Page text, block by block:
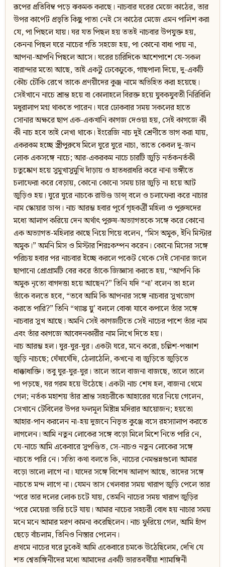
রূপের প্রতিবিম্ব পড়ে ঝকমক করছে। নাচবার ঘরের মেজে কাঠের, তার
উপর কার্পেট প্রভৃতি কিছু পাতা নেই সে কাঠের মেজে এমন পালিশ করা
যে, পা পিছলে যায়। ঘর যত পিছল হয় ততই নাচবার উপযুক্ত হয়,
কেননা পিছল ঘরে নাচের গতি সহজে হয়, পা কোনো বাধা পায় না,
আপনা-আপনি পিছলে আসে। ঘরের চারিদিকে আশেপাশে যে-সকল
বারান্দার মতো আছে, তাই একটু ঢেকেঢুকে, গাছপালা দিয়ে, দু-একটি
কৌচ চৌকি রেখে তাকে প্রণয়ীদের কুঞ্জ নামে অভিহিত করা হয়েছে।
সেইখানে নাচে শ্রান্ত হয়ে বা কোলাহলে বিরক্ত হয়ে যুবকযুবতী নিরিবিলি
মধুরালাপ মগ্ন থাকতে পারেন। ঘরে ঢোকবার সময় সকলের হাতে
সোনার অক্ষরে ছাপ এক-একখানি কাগজ দেওয়া হয়, সেই কাগজে কী
কী নাচ হবে তাই লেখা থাকে। ইংরেজি নাচ দুই শ্রেণীতে ভাগ করা যায়,
একরকম হচ্ছে স্ত্রীপুরুষে মিলে ঘুরে ঘুরে নাচা, তাতে কেবল দু-জন
লোক একসঙ্গে নাচে; আর-একরকম নাচে চারটি জুড়ি নর্তকনর্তকী
চতুষ্কোণ হয়ে সুমুখাসুমুখি দাঁড়ায় ও হাতধরাধরি করে নানা ভঙ্গীতে
চলাফেরা করে বেড়ায়, কোনো কোনো সময় চার জুড়ি না হয়ে আট
জুড়িও হয়। ঘুরে ঘুরে নাচকে রাউণ্ড ডান্স্‌ বলে ও চলাফেরা করে নাচার
নাম স্কোয়ার ডান্স। নাচ আরম্ভ হবার পূর্বে গৃহকর্ত্রী মহিলা ও পুরুষদের
মধ্যে আলাপ করিয়ে দেন অর্থাৎ পুরুষ-অভ্যাগতকে সঙ্গে করে কোনো
এক অভ্যাগত-মহিলার কাছে নিয়ে গিয়ে বলেন, “মিস অমুক, ইনি মিস্টার
অমুক।” অমনি মিস ও মিস্টার শিরঃকম্পন করেন। কোনো মিসের সঙ্গে
পরিচয় হবার পর নাচবার ইচ্ছে করলে পকেট থেকে সেই সোনার জলে
ছাপানো প্রোগ্রামটি বের করে তাঁকে জিজ্ঞাসা করতে হয়, “আপনি কি
অমুক নৃত্যে বাগদত্তা হয়ে আছেন?” তিনি যদি “না’ বলেন তা হলে
তাঁকে বলতে হবে, “তবে আমি কি আপনার সঙ্গে নাচবার সুখভোগ
করতে পারি?” তিনি “থ্যাঙ্ক য়ু’ বললে বোঝা যাবে কপালে তাঁর সঙ্গে
নাচবার সুখ আছে। অমনি সেই কাগজটিতে সেই নাচের পাশে তাঁর নাম
এবং তাঁর কাগজে আবেদনকারীর নাম লিখে দিতে হয়।
নাচ আরম্ভ হল। ঘুর-ঘুর-ঘুর। একটা ঘরে, মনে করো, চল্লিশ-পঞ্চাশ
জুড়ি নাচছে; ঘেঁষাঘেঁষি, ঠেলাঠেলি, কখনো বা জুড়িতে জুড়িতে
ধাক্কাধাক্তি। তবু ঘুর-ঘুর-ঘুর। তালে তালে বাজনা বাজছে, তালে তালে
পা পড়ছে, ঘর গরম হয়ে উঠেছে। একটা নাচ শেষ হল, বাজনা থেমে
গেল; নর্তক মহাশয় তাঁর শ্রান্ত সহচরীকে আহারের ঘরে নিয়ে গেলেন,
সেখানে টেবিলের উপর ফলমূল মিষ্টান্ন মদিরার আয়োজন; হয়তো
আহার-পান করলেন না-হয় দুজনে নিভৃত কুঞ্জে বসে রহস্যালাপ করতে
লাগলেন। আমি নতুন লোকের সঙ্গে বড়ো মিলে মিশে নিতে পারি নে,
যে-নাচে আমি একেবারে সুপণ্ডিত, সে-নাচও নতুন লোকের সঙ্গে
নাচতে পারি নে। সত্যি কথা বলতে কি, নাচের নেমন্তন্নগুলো আমার
বড়ো ভালো লাগে না। যাদের সঙ্গে বিশেষ আলাপ আছে, তাদের সঙ্গে
নাচতে মন্দ লাগে না। যেমন তাস খেলবার সময় খারাপ জুড়ি পেলে তার
‘পরে তার দলের লোক চটে যায়, তেমনি নাচের সময় খারাপ জুড়ির
‘পরে মেয়েরা ভারি চটে যায়। আমার নাচের সহচরী বোধ হয় নাচার সময়
মনে মনে আমার মরণ কামনা করেছিলেন। নাচ ফুরিয়ে গেল, আমি হাঁপ
ছেড়ে বাঁচলাম, তিনিও নিস্তার পেলেন।
প্রথমে নাচের ঘরে ঢুকেই আমি একেবারে চমকে উঠেছিলেম, দেখি যে
শত শ্বেতাঙ্গিনীদের মধ্যে আমাদের একটি ভারতবর্ষীয়া শ্যামাঙ্গিনী